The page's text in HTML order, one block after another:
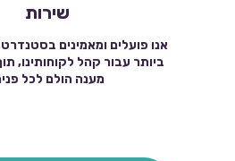
שירות
אנו פועלים ומאמינים
ביותר עבור קהל לקוחותינו,
מענה הולם לכל